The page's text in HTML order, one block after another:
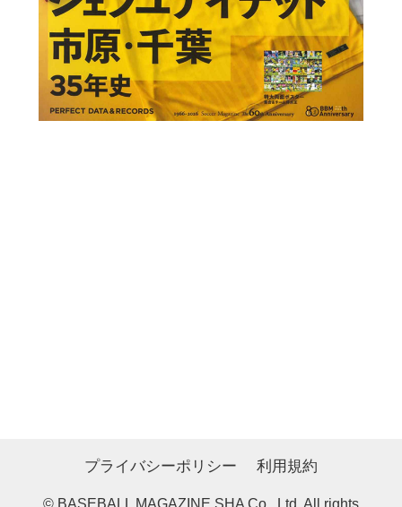
プライバシーポリシー 利用規約
© BASEBALL MAGAZINE SHA Co., Ltd. All rights